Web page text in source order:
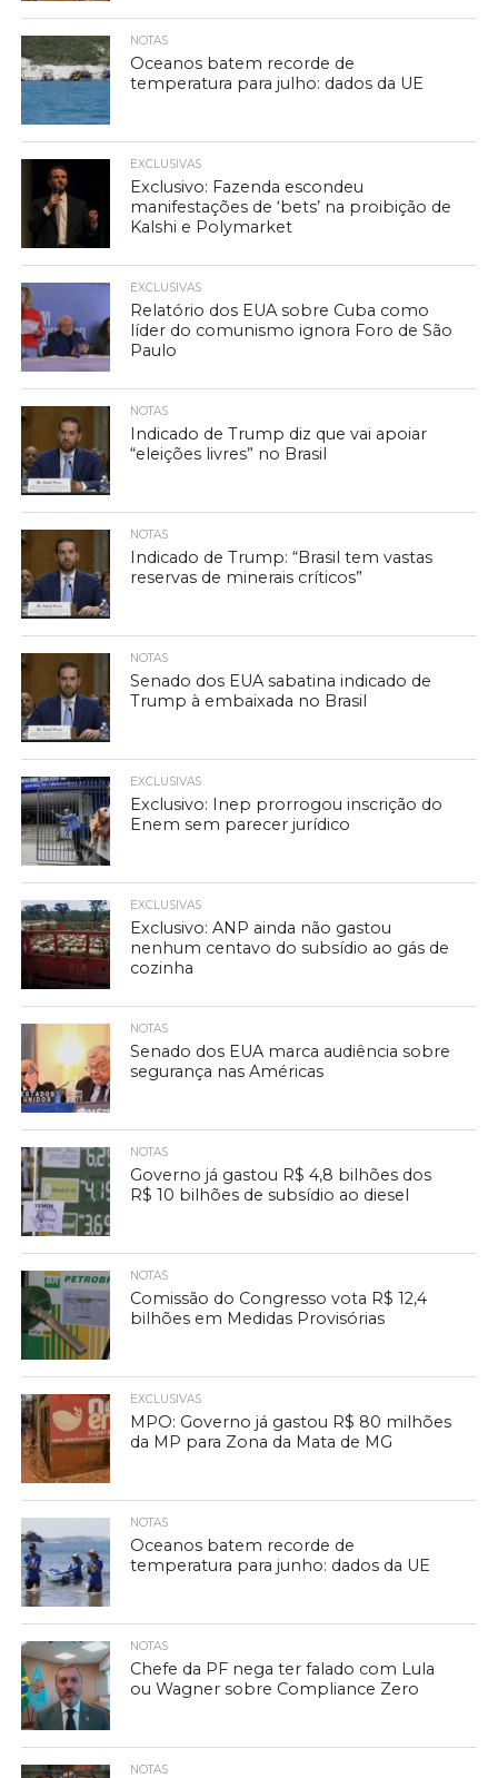
NOTAS
Oceanos batem recorde de
temperatura para julho: dados da UE
EXCLUSIVAS
Exclusivo: Fazenda escondeu
manifestações de ‘bets’ na proibição de
Kalshi e Polymarket
EXCLUSIVAS
Relatório dos EUA sobre Cuba como
líder do comunismo ignora Foro de São
Paulo
NOTAS
Indicado de Trump diz que vai apoiar
“eleições livres” no Brasil
NOTAS
Indicado de Trump: “Brasil tem vastas
reservas de minerais críticos”
NOTAS
Senado dos EUA sabatina indicado de
Trump à embaixada no Brasil
EXCLUSIVAS
Exclusivo: Inep prorrogou inscrição do
Enem sem parecer jurídico
EXCLUSIVAS
Exclusivo: ANP ainda não gastou
nenhum centavo do subsídio ao gás de
cozinha
NOTAS
Senado dos EUA marca audiência sobre
segurança nas Américas
NOTAS
Governo já gastou R$ 4,8 bilhões dos
R$ 10 bilhões de subsídio ao diesel
NOTAS
Comissão do Congresso vota R$ 12,4
bilhões em Medidas Provisórias
EXCLUSIVAS
MPO: Governo já gastou R$ 80 milhões
da MP para Zona da Mata de MG
NOTAS
Oceanos batem recorde de
temperatura para junho: dados da UE
NOTAS
Chefe da PF nega ter falado com Lula
ou Wagner sobre Compliance Zero
NOTAS